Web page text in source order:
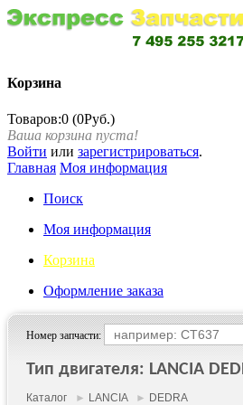
Корзина
Товаров:0 (0Руб.)
Ваша корзина пуста!
Войти или зарегистрироваться.
Главная Моя информация
Поиск
Моя информация
Корзина
Оформление заказа
Номер запчасти:
Тип двигателя: LANCIA
Каталог ► LANCIA► DEDRA